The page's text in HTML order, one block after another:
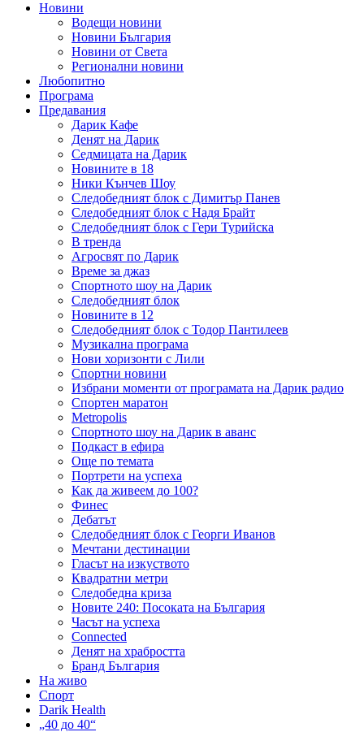
Новини
Водещи новини
Новини България
Новини от Света
Регионални новини
Любопитно
Програма
Предавания
Дарик Кафе
Денят на Дарик
Седмицата на Дарик
Новините в 18
Ники Кънчев Шоу
Следобедният блок с Димитър Панев
Следобедният блок с Надя Брайт
Следобедният блок с Гери Турийска
В тренда
Агросвят по Дарик
Време за джаз
Спортното шоу на Дарик
Следобедният блок
Новините в 12
Следобедният блок с Тодор Пантилеев
Музикална програма
Нови хоризонти с Лили
Спортни новини
Избрани моменти от програмата на Дарик радио
Спортен маратон
Metropolis
Спортното шоу на Дарик в аванс
Подкаст в ефира
Още по темата
Портрети на успеха
Как да живеем до 100?
Финес
Дебатът
Следобедният блок с Георги Иванов
Мечтани дестинации
Гласът на изкуството
Квадратни метри
Следобедна криза
Новите 240: Посоката на България
Часът на успеха
Connected
Денят на храбростта
Бранд България
На живо
Спорт
Darik Health
„40 до 40“